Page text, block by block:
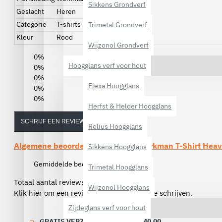
Sikkens Grondverf
Trimetal Grondverf
Wijzonol Grondverf
Hoogglans verf voor hout
Flexa Hoogglans
Herfst & Helder Hoogglans
Relius Hoogglans
Sikkens Hoogglans
Trimetal Hoogglans
Wijzonol Hoogglans
Zijdeglans verf voor hout
Geslacht
Heren
Categorie
T-shirts
Kleur
Rood
0%
0%
0%
0%
0%
SCHRIJF EEN REVIEW
Algemene beoordelingen van deWorkman T-Shirt
Gemiddelde beoordeling: (0)
Totaal aantal reviews (0)
Klik hier om een review over dit product te schrijven.